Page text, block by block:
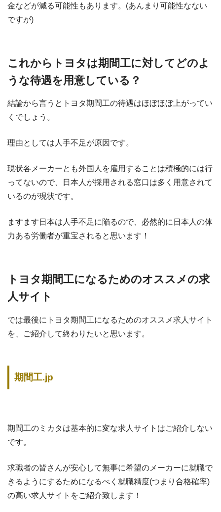
金などが減る可能性もあります。(あんまり可能性なない
ですが)
これからトヨタは期間工に対してどのよ
うな待遇を用意している？
結論から言うとトヨタ期間工の待遇はほぼほぼ上がってい
くでしょう。
理由としては人手不足が原因です。
現状各メーカーとも外国人を雇用することは積極的には行
ってないので、日本人が採用される窓口は多く用意されて
いるのが現状です。
ますます日本は人手不足に陥るので、必然的に日本人の体
力ある労働者が重宝されると思います！
トヨタ期間工になるためのオススメの求
人サイト
では最後にトヨタ期間工になるためのオススメ求人サイト
を、ご紹介して終わりたいと思います。
期間工.jp
期間工のミカタは基本的に変な求人サイトはご紹介しない
です。
求職者の皆さんが安心して無事に希望のメーカーに就職で
きるようにするためになるべく就職精度(つまり合格確率)
の高い求人サイトをご紹介致します！